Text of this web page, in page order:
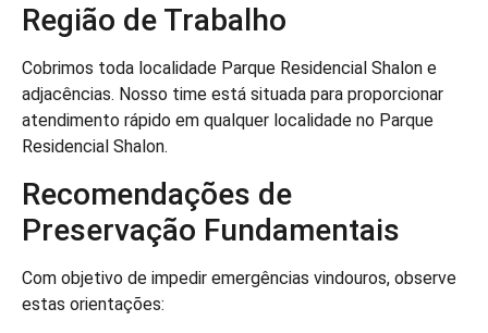
Região de Trabalho
Cobrimos toda localidade Parque Residencial Shalon e
adjacências. Nosso time está situada para proporcionar
atendimento rápido em qualquer localidade no Parque
Residencial Shalon.
Recomendações de
Preservação Fundamentais
Com objetivo de impedir emergências vindouros, observe
estas orientações: